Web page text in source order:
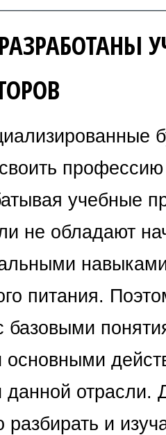
профессию
учебные
не обладают
питания.
базовыми
основными
данной отрасли.
разбирать и